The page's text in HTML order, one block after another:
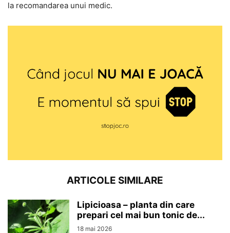
la recomandarea unui medic.
ARTICOLE SIMILARE
Lipicioasa – planta din care
prepari cel mai bun tonic de...
18 mai 2026